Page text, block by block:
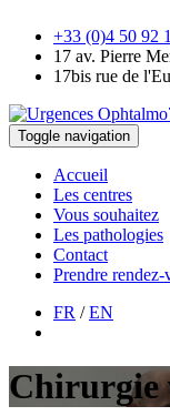
+33 (0)4 50 92
17 av. Pierre
17bis rue de
Toggle navigation
Accueil
Les centres
Vous souhaitez
Les pathologies
Contact
Prendre rendez-
FR /EN
Chirurgie